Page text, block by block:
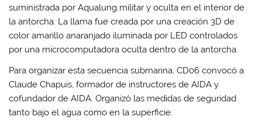
suministrada por Aqualung militar y oculta en el interior de
la antorcha. La llama fue creada por una creación 3D de
color amarillo anaranjado iluminada por LED controlados
por una microcomputadora oculta dentro de la antorcha.
Para organizar esta secuencia submarina, CD06 convocó a
Claude Chapuis, formador de instructores de AIDA y
cofundador de AIDA. Organizó las medidas de seguridad
tanto bajo el agua como en la superficie.